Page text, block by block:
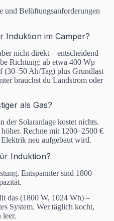
und Belüftungsanforderungen
Induktion im Camper?
nicht direkt – entscheidend
Richtung: ab etwa 400 Wp
(30–50 Ah/Tag) plus Grundlast
brauchst du Landstrom oder
als Gas?
der Solaranlage kostet nichts.
Rechne mit 1200–2500 €
neu aufgebaut wird.
Induktion?
Entspannter sind 1800–
das (1800 W, 1024 Wh) –
System. Wer täglich kocht,
leer.